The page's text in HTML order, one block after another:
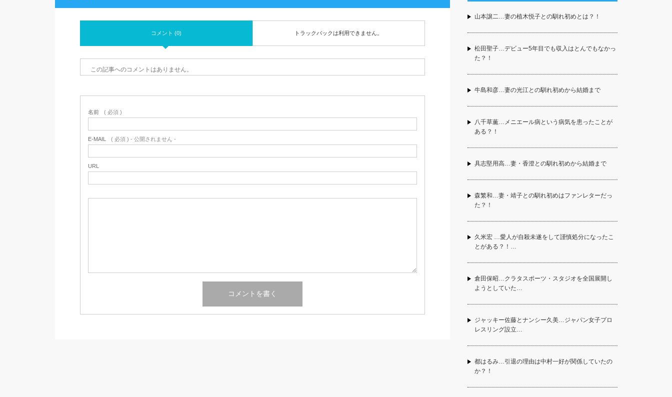
コメント (0) トラックバックは利用できません。
この記事へのコメントはありません。
名前 ( 必須 )
E-MAIL ( 必須 ) - 公開されません -
URL
山本譲二…妻の植木悦子との馴れ初めとは？！
松田聖子…デビュー5年目でも収入はとんでもなかっ
た？！
牛島和彦…妻の光江との馴れ初めから結婚まで
八千草薫…メニエール病という病気を患ったことが
ある？！
具志堅用高…妻・香澄との馴れ初めから結婚まで
森繁和…妻・靖子との馴れ初めはファンレターだっ
た？！
久米宏 …愛人が自殺未遂をして謹慎処分になったこ
とがある？！…
倉田保昭…クラタスポーツ・スタジオを全国展開し
ようとしていた…
ジャッキー佐藤とナンシー久美…ジャパン女子プロ
レスリング設立…
都はるみ…引退の理由は中村一好が関係していたの
か？！